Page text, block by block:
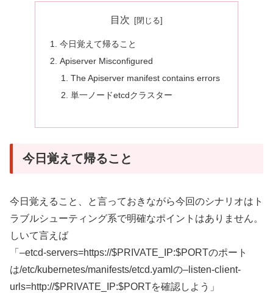
目次
今日覚えて帰ること
Apiserver Misconfigured
The Apiserver manifest contains errors
単一ノードetcdクラスター
今日覚えて帰ること
今日覚えること、と言っておきながら今回のシナリオはト
ラブルシューティング系で明確なポイントはありません。
しいて言えば
「–etcd-servers=https://$PRIVATE_IP:$PORTのポート
は/etc/kubernetes/manifests/etcd.yamlの–listen-client-
urls=http://$PRIVATE_IP:$PORTを確認しよう」